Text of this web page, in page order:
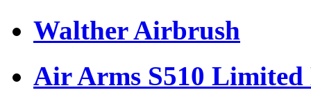
Walther Airbrush
Air Arms S510